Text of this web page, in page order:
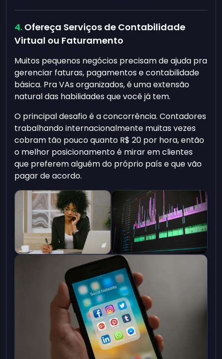
Ofereça Serviços de Contabilidade
Virtual ou Faturamento
Muitos pequenos negócios precisam de ajuda pra
gerenciar faturas, pagamentos e contabilidade
básica. Pra VAs organizados, é uma extensão
natural das habilidades que você já tem.
O principal desafio é a concorrência. Contadores
trabalhando internacionalmente muitas vezes
cobram tão pouco quanto R$ 20 por hora, então
o melhor posicionamento é mirar em clientes
que preferem alguém do próprio país e que vão
pagar de acordo.